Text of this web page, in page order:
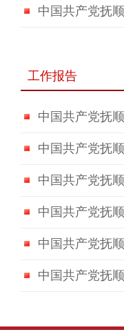
中国共产党抚
工作报告
中国共产党抚
中国共产党抚
中国共产党抚
中国共产党抚
中国共产党抚
中国共产党抚